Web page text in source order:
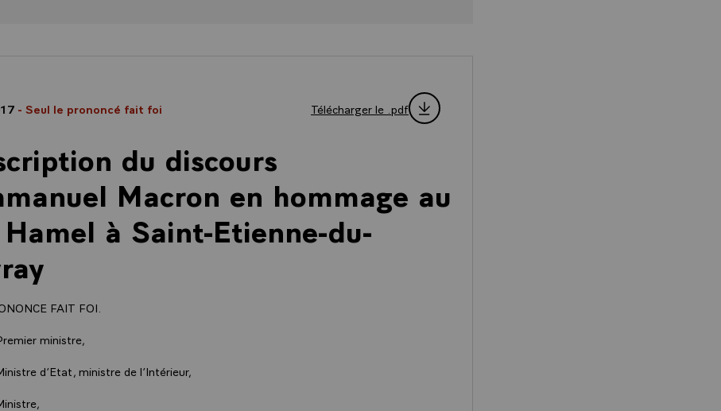
- Seul le prononcé fait foi Télécharger le .pdf
du discours
Macron en hommage au
à Saint-Etienne-du-
FAIT FOI.
ministre,
d’Etat, ministre de l’Intérieur,